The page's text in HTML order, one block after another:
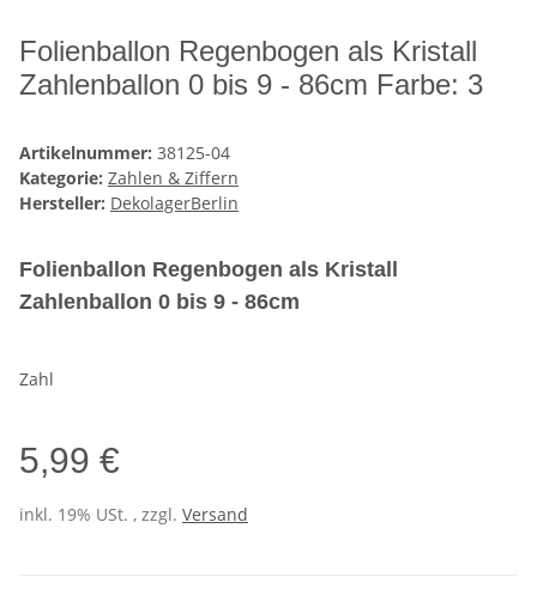
Folienballon Regenbogen als Kristall
Zahlenballon 0 bis 9 - 86cm Farbe: 3
Artikelnummer: 38125-04
Kategorie: Zahlen & Ziffern
Hersteller: DekolagerBerlin
Folienballon Regenbogen als Kristall
Zahlenballon 0 bis 9 - 86cm
Zahl
5,99 €
inkl. 19% USt. , zzgl. Versand